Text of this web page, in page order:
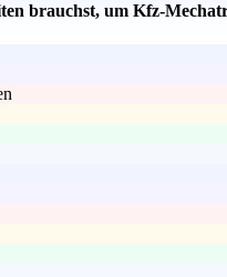
brauchst, um Kfz-